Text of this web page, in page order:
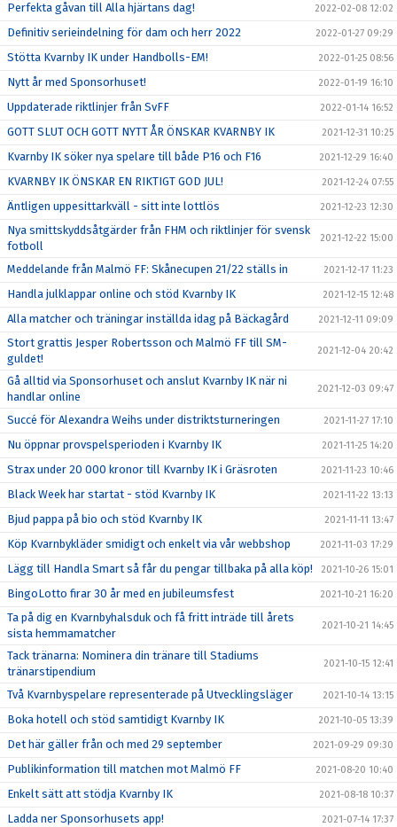
Perfekta gåvan till Alla hjärtans dag! 2022-02-08 12:02
Definitiv serieindelning för dam och herr 2022 2022-01-27 09:29
Stötta Kvarnby IK under Handbolls-EM! 2022-01-25 08:56
Nytt år med Sponsorhuset! 2022-01-19 16:10
Uppdaterade riktlinjer från SvFF 2022-01-14 16:52
GOTT SLUT OCH GOTT NYTT ÅR ÖNSKAR KVARNBY IK 2021-12-31 10:25
Kvarnby IK söker nya spelare till både P16 och F16 2021-12-29 16:40
KVARNBY IK ÖNSKAR EN RIKTIGT GOD JUL! 2021-12-24 07:55
Äntligen uppesittarkväll - sitt inte lottlös 2021-12-23 12:30
Nya smittskyddsåtgärder från FHM och riktlinjer för svensk
fotboll
2021-12-22 15:00
Meddelande från Malmö FF: Skånecupen 21/22 ställs in 2021-12-17 11:23
Handla julklappar online och stöd Kvarnby IK 2021-12-15 12:48
Alla matcher och träningar inställda idag på Bäckagård 2021-12-11 09:09
Stort grattis Jesper Robertsson och Malmö FF till SM-
guldet!
2021-12-04 20:42
Gå alltid via Sponsorhuset och anslut Kvarnby IK när ni
handlar online
2021-12-03 09:47
Succé för Alexandra Weihs under distriktsturneringen 2021-11-27 17:10
Nu öppnar provspelsperioden i Kvarnby IK 2021-11-25 14:20
Strax under 20 000 kronor till Kvarnby IK i Gräsroten 2021-11-23 10:46
Black Week har startat - stöd Kvarnby IK 2021-11-22 13:13
Bjud pappa på bio och stöd Kvarnby IK 2021-11-11 13:47
Köp Kvarnbykläder smidigt och enkelt via vår webbshop 2021-11-03 17:29
Lägg till Handla Smart så får du pengar tillbaka på alla köp! 2021-10-26 15:01
BingoLotto firar 30 år med en jubileumsfest 2021-10-21 16:20
Ta på dig en Kvarnbyhalsduk och få fritt inträde till årets
sista hemmamatcher
2021-10-21 14:45
Tack tränarna: Nominera din tränare till Stadiums
tränarstipendium
2021-10-15 12:41
Två Kvarnbyspelare representerade på Utvecklingsläger 2021-10-14 13:15
Boka hotell och stöd samtidigt Kvarnby IK 2021-10-05 13:39
Det här gäller från och med 29 september 2021-09-29 09:30
Publikinformation till matchen mot Malmö FF 2021-08-20 10:40
Enkelt sätt att stödja Kvarnby IK 2021-08-18 10:37
Ladda ner Sponsorhusets app! 2021-07-14 17:37